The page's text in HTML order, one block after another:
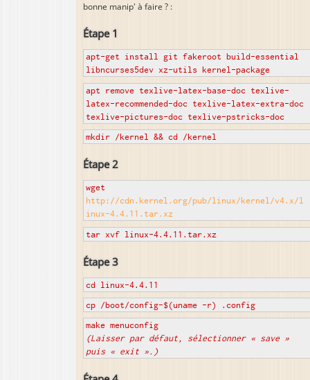
bonne manip' à faire ? :
Étape 1
apt-get install git fakeroot build-essential
libncurses5dev xz-utils kernel-package
apt remove texlive-latex-base-doc texlive-
latex-recommended-doc texlive-latex-extra-doc
texlive-pictures-doc texlive-pstricks-doc
mkdir /kernel && cd /kernel
Étape 2
wget
http://cdn.kernel.org/pub/linux/kernel/v4.x/l
inux-4.4.11.tar.xz
tar xvf linux-4.4.11.tar.xz
Étape 3
cd linux-4.4.11
cp /boot/config-$(uname -r) .config
make menuconfig
(Laisser par défaut, sélectionner « save »
puis « exit ».)